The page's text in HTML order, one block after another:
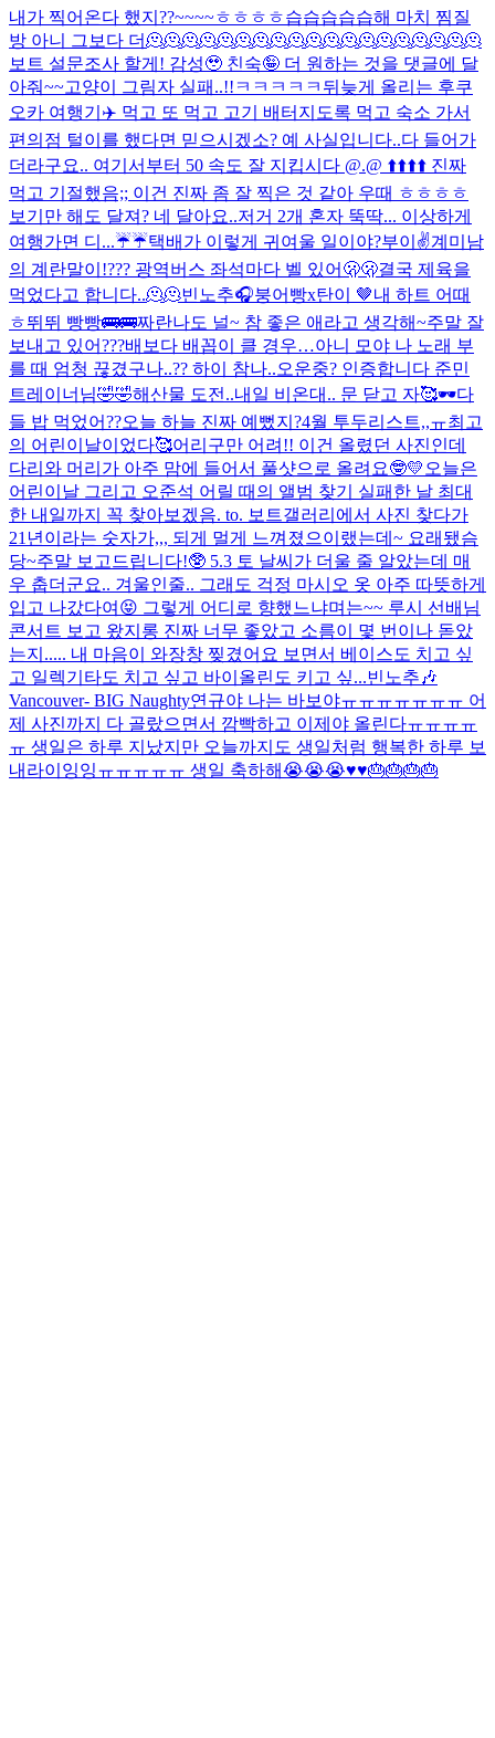
내가 찍어온다 했지??~~~~ㅎㅎㅎㅎ습습습습습해 마치 찜질
방 아니 그보다 더🫠🫠🫠🫠🫠🫠🫠🫠🫠🫠🫠🫠🫠🫠🫠🫠🫠🫠🫠
보트 설문조사 할게! 감성🥹 친숙🤪 더 원하는 것을 댓글에 달
아줘~~고양이 그림자 실패..!!ㅋㅋㅋㅋㅋ 뒤늦게 올리는 후쿠
오카 여행기✈️ 먹고 또 먹고 고기 배터지도록 먹고 숙소 가서
편의점 털이를 했다면 믿으시겠소? 예 사실입니다..다 들어가
더라구요.. 여기서부터 50 속도 잘 지킵시다 @.@ ⬆️⬆️⬆️⬆️ 진짜
먹고 기절했음;; 이건 진짜 좀 잘 찍은 것 같아 우때 ㅎㅎㅎㅎ
보기만 해도 달져? 네 달아요..저거 2개 혼자 뚝딱... 이상하게
여행가면 디...☔️☔️택배가 이렇게 귀여울 일이야?부이✌️계미남
의 계란말이!??? 광역버스 좌석마다 벨 있어🫢🫢결국 제육을
먹었다고 합니다..🫠🫠빈노추🎧붕어빵x탄이 🤎내 하트 어때
ㅎ뛰뛰 빵빵🚌🚌짜란나도 널~ 참 좋은 애라고 생각해~주말 잘
보내고 있어???배보다 배꼽이 클 경우…아니 모야 나 노래 부
를 때 엄청 끊겼구나..?? 하이 참나..오운중? 인증합니다 준민
트레이너님🤣🤣해산물 도전..내일 비온대.. 문 닫고 자🥰🕶️다
들 밥 먹었어??오늘 하늘 진짜 예뻤지?4월 투두리스트,,ㅠ최고
의 어린이날이었다🥰어리구만 어려!! 이건 올렸던 사진인데
다리와 머리가 아주 맘에 들어서 풀샷으로 올려요🤓💛 오늘은
어린이날 그리고 오준석 어릴 때의 앨범 찾기 실패한 날 최대
한 내일까지 꼭 찾아보겠음. to. 보트갤러리에서 사진 찾다가
21년이라는 숫자가,,, 되게 멀게 느껴졌으이랬는데~ 요래됐슴
당~주말 보고드립니다!🥸 5.3 토 날씨가 더울 줄 알았는데 매
우 춥더군요.. 겨울인줄.. 그래도 걱정 마시오 옷 아주 따뜻하게
입고 나갔다여😝 그렇게 어디로 향했느냐며는~~ 루시 선배님
콘서트 보고 왔지롱 진짜 너무 좋았고 소름이 몇 번이나 돋았
는지..... 내 마음이 와장창 찢겼어요 보면서 베이스도 치고 싶
고 일렉기타도 치고 싶고 바이올린도 키고 싶...빈노추🎶
Vancouver- BIG Naughty연규야 나는 바보야ㅠㅠㅠㅠㅠㅠㅠ 어
제 사진까지 다 골랐으면서 깜빡하고 이제야 올린다ㅠㅠㅠㅠ
ㅠ 생일은 하루 지났지만 오늘까지도 생일처럼 행복한 하루 보
내라이잉잉ㅠㅠㅠㅠㅠ 생일 축하해😭😭😭♥️♥️🎂🎂🎂🎂